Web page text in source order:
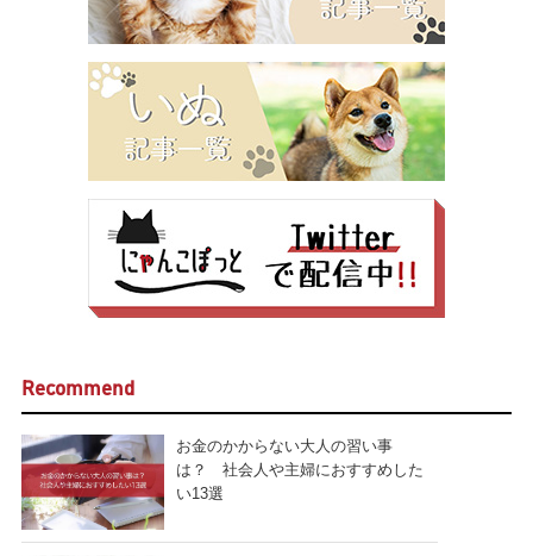
Recommend
お金のかからない大人の習い事
は？ 社会人や主婦におすすめした
い13選